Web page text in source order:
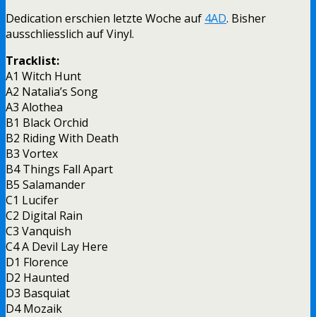
Dedication erschien letzte Woche auf 4AD. Bisher
ausschliesslich auf Vinyl.
Tracklist:
A1 Witch Hunt
A2 Natalia’s Song
A3 Alothea
B1 Black Orchid
B2 Riding With Death
B3 Vortex
B4 Things Fall Apart
B5 Salamander
C1 Lucifer
C2 Digital Rain
C3 Vanquish
C4 A Devil Lay Here
D1 Florence
D2 Haunted
D3 Basquiat
D4 Mozaik